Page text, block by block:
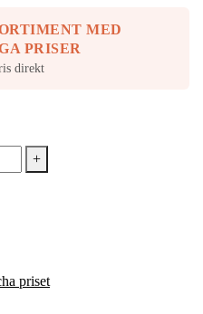
MED
PRISER
direkt
+
priset